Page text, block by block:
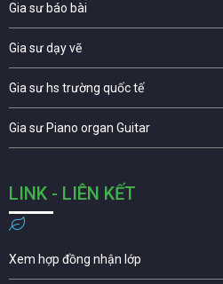
Gia sư báo bài
Gia sư dạy vẽ
Gia sư hs trường quốc tế
Gia sư Piano organ Guitar
LINK - LIÊN KẾT
Xem hợp đồng nhận lớp